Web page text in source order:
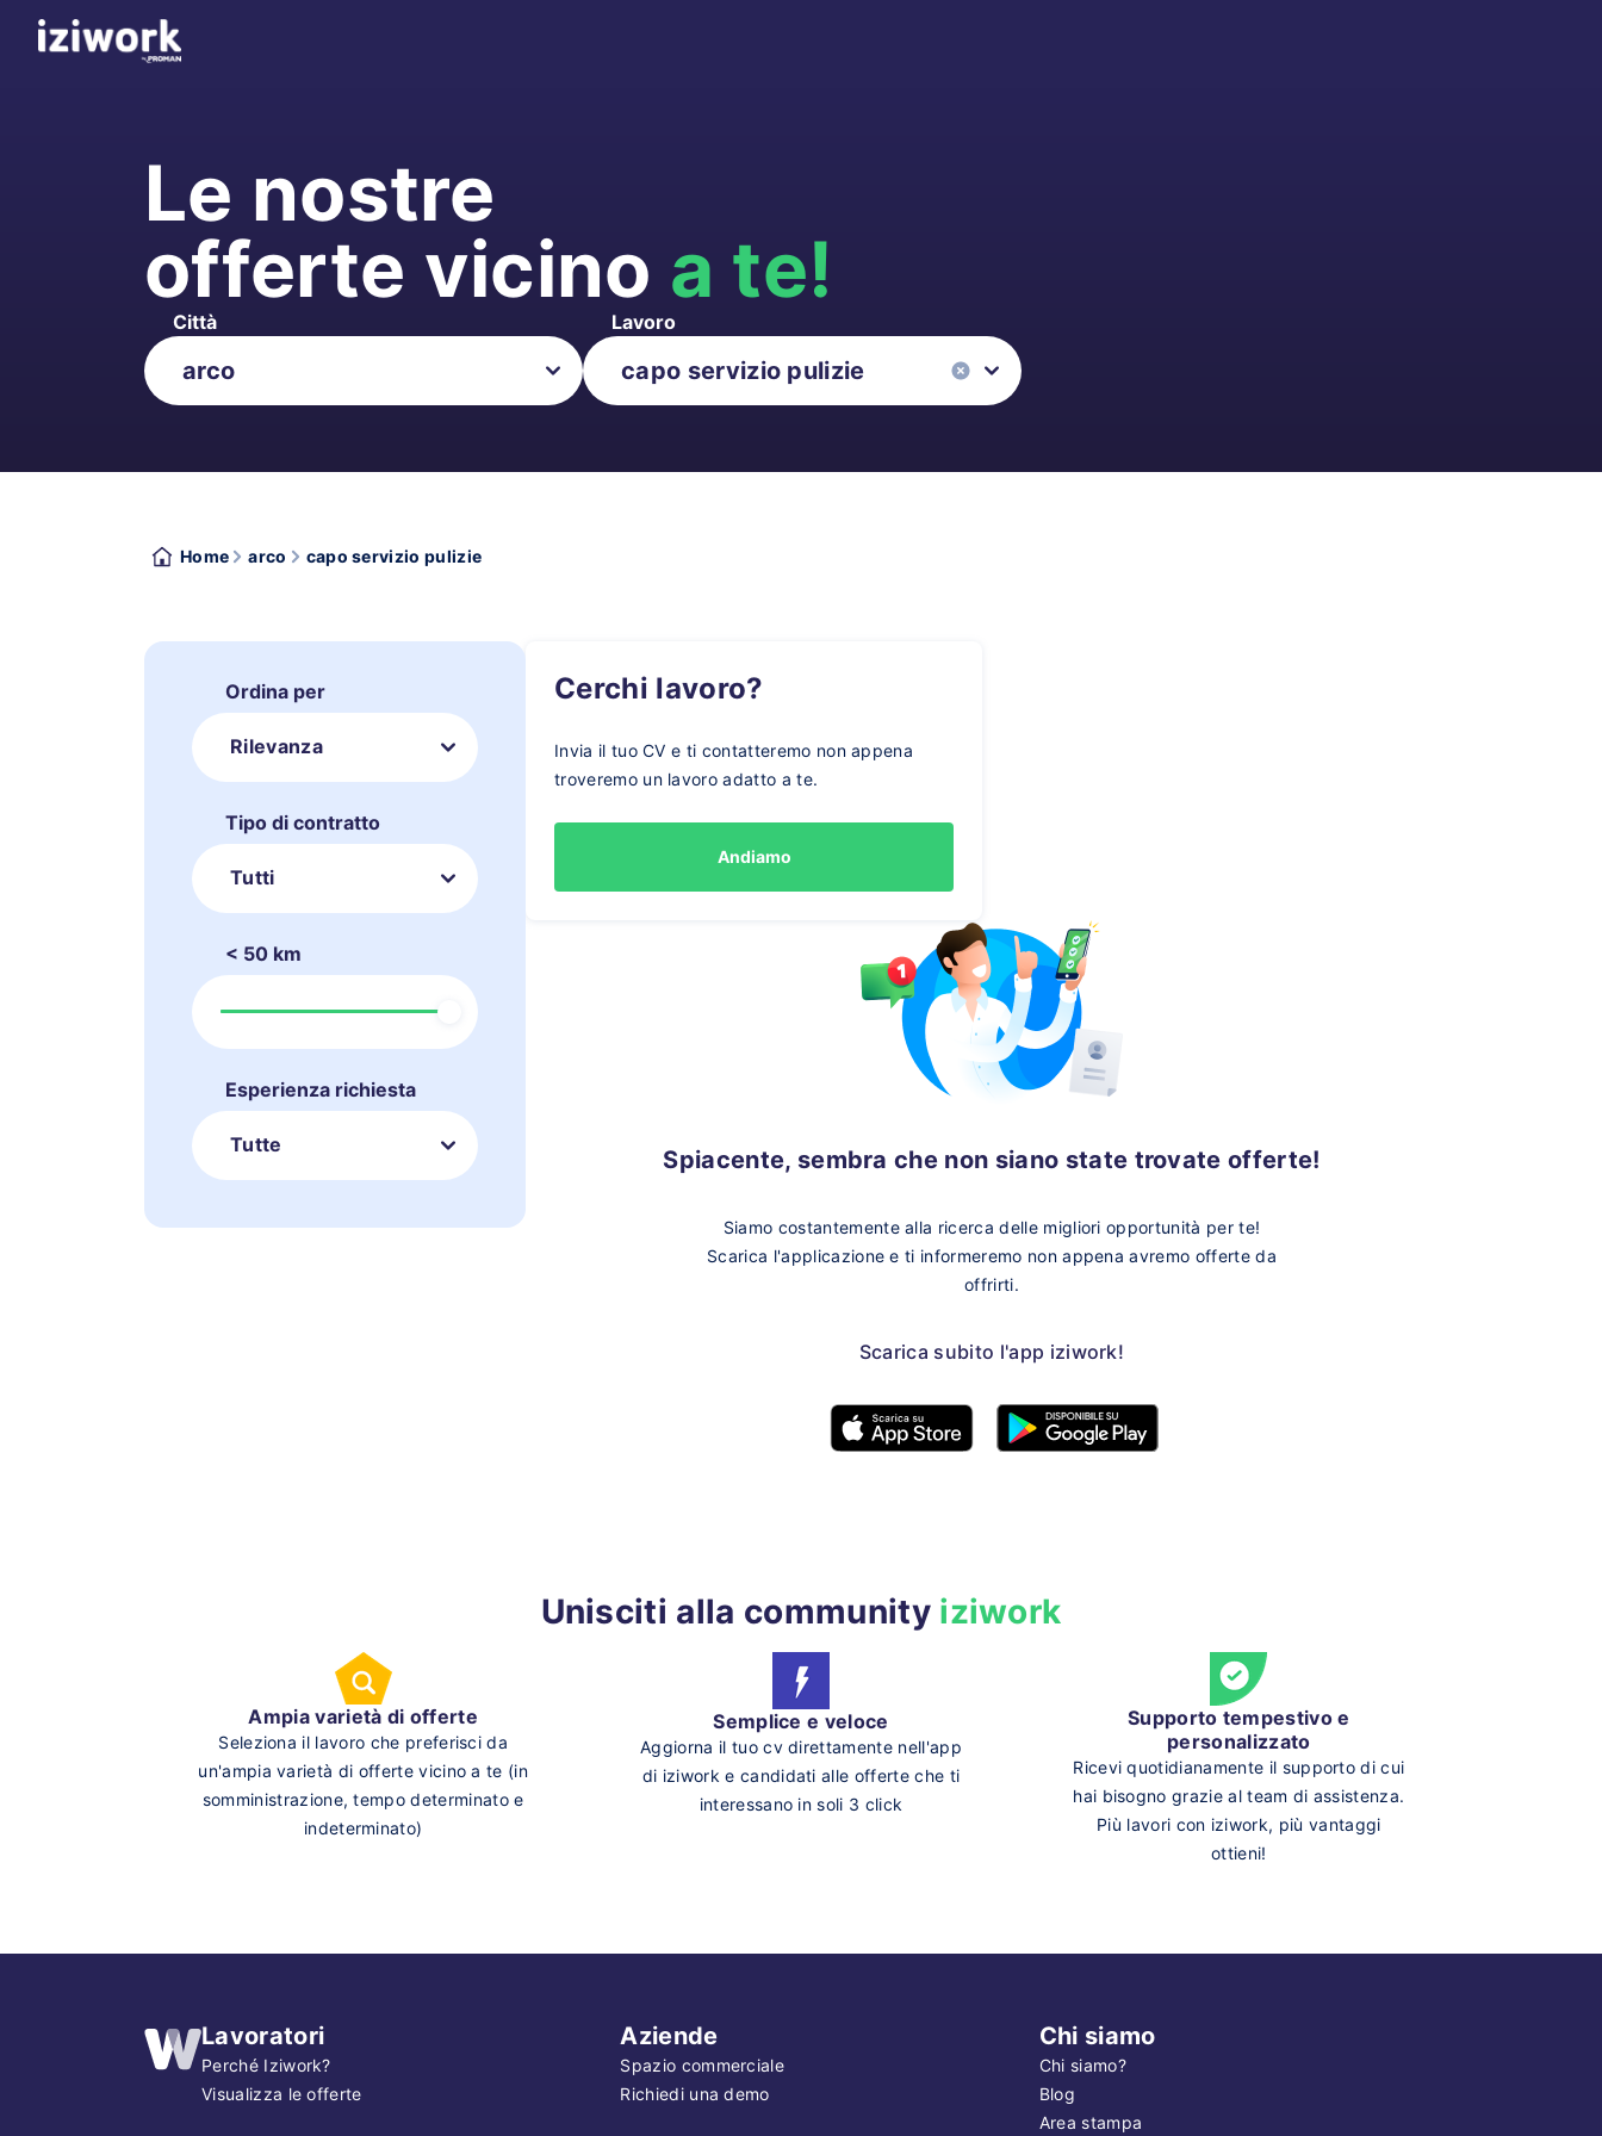
Le nostre
offerte vicino a te!
Città Lavoro
Home arco capo servizio pulizie
Ordina per
Rilevanza
Tipo di contratto
Tutti
< 50 km
Esperienza richiesta
Tutte
Cerchi lavoro?
Invia il tuo CV e ti contatteremo non appena
troveremo un lavoro adatto a te.
Andiamo
Spiacente, sembra che non siano state trovate offerte!
Siamo costantemente alla ricerca delle migliori opportunità per te!
Scarica l'applicazione e ti informeremo non appena avremo offerte da
offrirti.
Scarica subito l'app iziwork!
Unisciti alla community iziwork
Ampia varietà di offerte
Seleziona il lavoro che preferisci da
un'ampia varietà di offerte vicino a te (in
somministrazione, tempo determinato e
indeterminato)
Semplice e veloce
Aggiorna il tuo cv direttamente nell'app
di iziwork e candidati alle offerte che ti
interessano in soli 3 click
Supporto tempestivo e
personalizzato
Ricevi quotidianamente il supporto di cui
hai bisogno grazie al team di assistenza.
Più lavori con iziwork, più vantaggi
ottieni!
Lavoratori
Perché Iziwork?
Visualizza le offerte
Aziende
Spazio commerciale
Richiedi una demo
Chi siamo
Chi siamo?
Blog
Area stampa